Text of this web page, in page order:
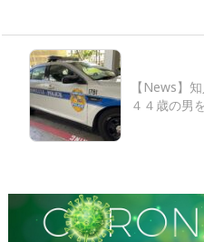
【News】
４４歳の男